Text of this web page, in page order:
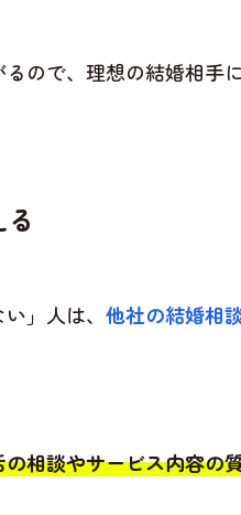
ので、理想の結婚相手
」人は、 他社の結婚相
相談やサービス内容の